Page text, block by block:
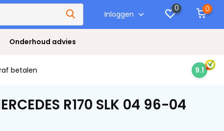
Inloggen
0 0
Onderhoud advies
betalen 9.1
R170 SLK 04 96-04